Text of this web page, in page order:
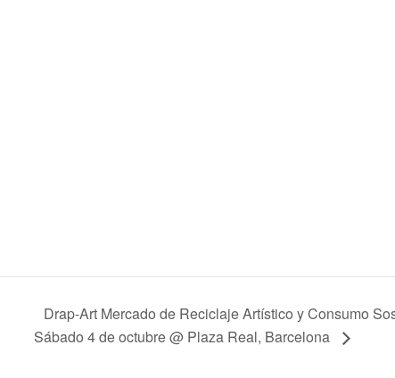
Drap-Art Mercado de Reciclaje Artístico y Consumo
Sábado 4 de octubre @ Plaza Real, Barcelona